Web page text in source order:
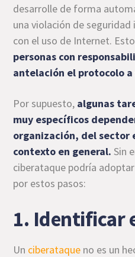
desarrolle de forma
una violación de
con el uso de Internet.
personas con
antelación el protocolo a
Por supuesto, algunas
muy específicos
organización, del sector
contexto en general. Sin
ciberataque podría
por estos pasos:
1. Identificar
Un ciberataque no es un